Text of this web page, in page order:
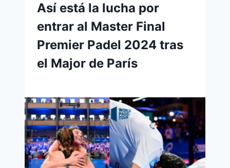
Así está la lucha por
entrar al Master Final
Premier Padel 2024 tras
el Major de París